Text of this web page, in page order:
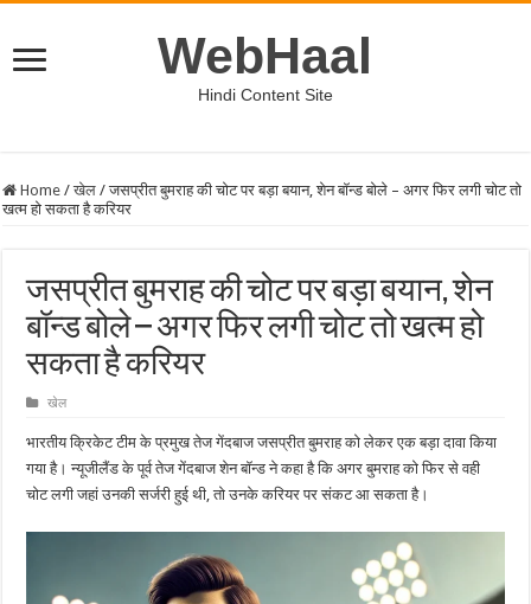
WebHaal
Hindi Content Site
Home / खेल / जसप्रीत बुमराह की चोट पर बड़ा बयान, शेन बॉन्ड बोले – अगर फिर लगी चोट तो
खत्म हो सकता है करियर
जसप्रीत बुमराह की चोट पर बड़ा बयान, शेन
बॉन्ड बोले – अगर फिर लगी चोट तो खत्म हो
सकता है करियर
खेल
भारतीय क्रिकेट टीम के प्रमुख तेज गेंदबाज जसप्रीत बुमराह को लेकर एक बड़ा दावा किया
गया है। न्यूजीलैंड के पूर्व तेज गेंदबाज शेन बॉन्ड ने कहा है कि अगर बुमराह को फिर से वही
चोट लगी जहां उनकी सर्जरी हुई थी, तो उनके करियर पर संकट आ सकता है।